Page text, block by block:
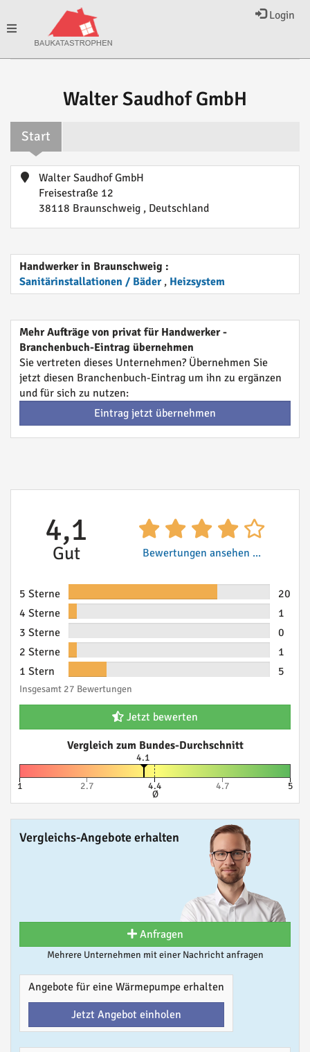
Login
Toggle
Walter Saudhof GmbH
Start
Walter Saudhof GmbH
Freisestraße 12
38118 Braunschweig , Deutschland
Handwerker in Braunschweig :
Sanitärinstallationen / Bäder , Heizsystem
Mehr Aufträge von privat für Handwerker -
Branchenbuch-Eintrag übernehmen
Sie vertreten dieses Unternehmen? Übernehmen Sie
jetzt diesen Branchenbuch-Eintrag um ihn zu ergänzen
und für sich zu nutzen:
Eintrag jetzt übernehmen
4,1
Gut Bewertungen ansehen ...
5 Sterne
20
4 Sterne
1
3 Sterne
0
2 Sterne
1
1 Stern
5
Insgesamt 27 Bewertungen
Jetzt bewerten
Vergleich zum Bundes-Durchschnitt
4.1
1 2.7 4.4
Ø
4.7 5
Vergleichs-Angebote erhalten
Anfragen
Mehrere Unternehmen mit einer Nachricht anfragen
Angebote für eine Wärmepumpe erhalten
Jetzt Angebot einholen